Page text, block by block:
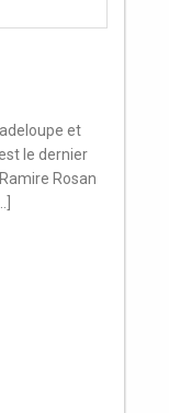
et
le dernier
Rosan